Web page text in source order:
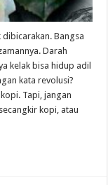
dibicarakan. Bangsa
Darah
kelak bisa hidup adil
kata revolusi?
Tapi, jangan
kopi, atau